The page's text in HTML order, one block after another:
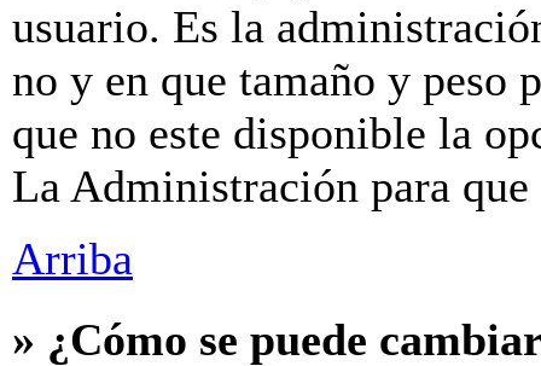
usuario. Es la
no y en que tamaño y peso
que no este disponible la
La Administración para que
Arriba
» ¿Cómo se puede